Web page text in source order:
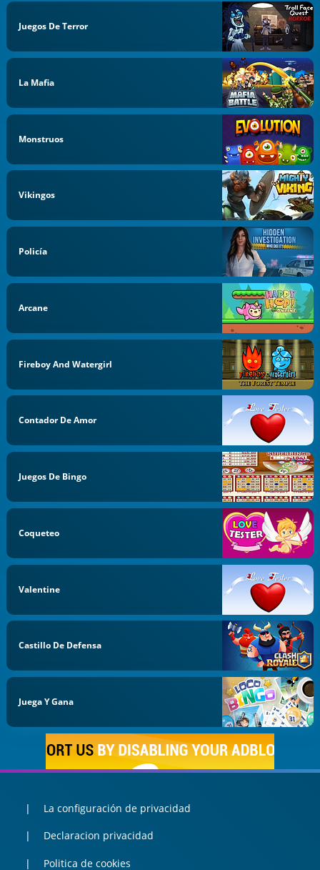
Juegos De Terror
La Mafia
Monstruos
Vikingos
Policía
Arcane
Fireboy And Watergirl
Contador De Amor
Juegos De Bingo
Coqueteo
Valentine
Castillo De Defensa
Juega Y Gana
La configuración de privacidad
Declaracion privacidad
Politica de cookies